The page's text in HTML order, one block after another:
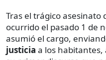
Tras el trágico asesinato
ocurrido el pasado 1 de
asumió el cargo,
justicia a los